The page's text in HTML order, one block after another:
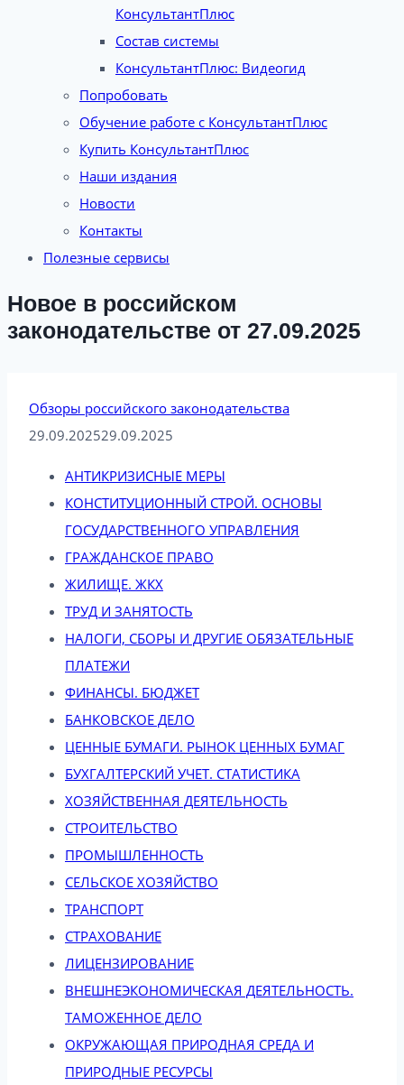
КонсультантПлюс
Состав системы
КонсультантПлюс: Видеогид
Попробовать
Обучение работе с КонсультантПлюс
Купить КонсультантПлюс
Наши издания
Новости
Контакты
Полезные сервисы
Новое в российском
законодательстве от 27.09.2025
Обзоры российского законодательства
29.09.202529.09.2025
АНТИКРИЗИСНЫЕ МЕРЫ
КОНСТИТУЦИОННЫЙ СТРОЙ. ОСНОВЫ
ГОСУДАРСТВЕННОГО УПРАВЛЕНИЯ
ГРАЖДАНСКОЕ ПРАВО
ЖИЛИЩЕ. ЖКХ
ТРУД И ЗАНЯТОСТЬ
НАЛОГИ, СБОРЫ И ДРУГИЕ ОБЯЗАТЕЛЬНЫЕ
ПЛАТЕЖИ
ФИНАНСЫ. БЮДЖЕТ
БАНКОВСКОЕ ДЕЛО
ЦЕННЫЕ БУМАГИ. РЫНОК ЦЕННЫХ БУМАГ
БУХГАЛТЕРСКИЙ УЧЕТ. СТАТИСТИКА
ХОЗЯЙСТВЕННАЯ ДЕЯТЕЛЬНОСТЬ
СТРОИТЕЛЬСТВО
ПРОМЫШЛЕННОСТЬ
СЕЛЬСКОЕ ХОЗЯЙСТВО
ТРАНСПОРТ
СТРАХОВАНИЕ
ЛИЦЕНЗИРОВАНИЕ
ВНЕШНЕЭКОНОМИЧЕСКАЯ ДЕЯТЕЛЬНОСТЬ.
ТАМОЖЕННОЕ ДЕЛО
ОКРУЖАЮЩАЯ ПРИРОДНАЯ СРЕДА И
ПРИРОДНЫЕ РЕСУРСЫ